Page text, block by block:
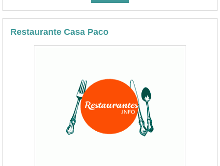
Restaurante Casa Paco